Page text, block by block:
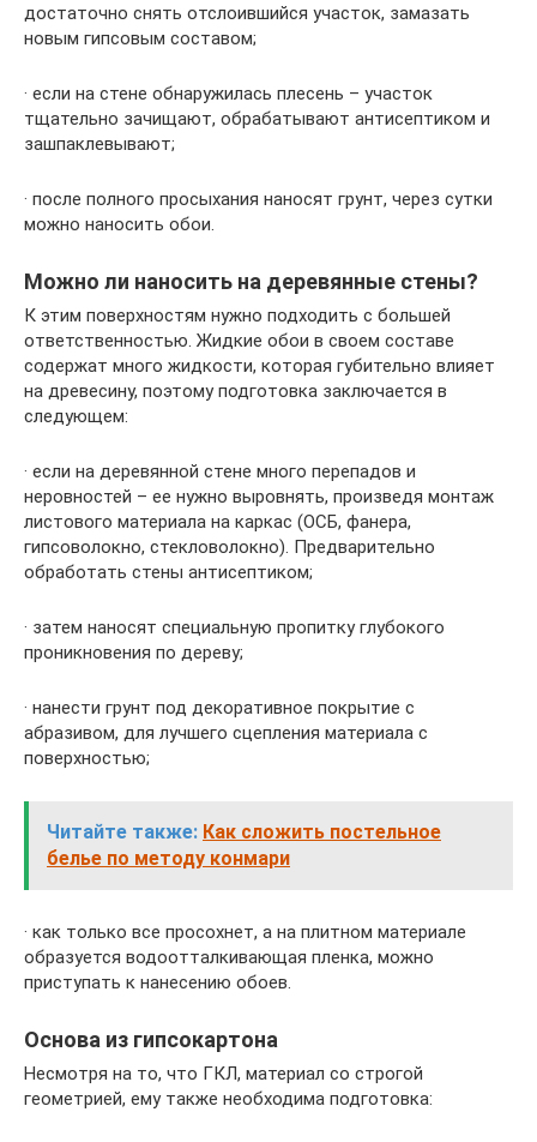
достаточно снять отслоившийся участок, замазать
новым гипсовым составом;
· если на стене обнаружилась плесень – участок
тщательно зачищают, обрабатывают антисептиком и
зашпаклевывают;
· после полного просыхания наносят грунт, через сутки
можно наносить обои.
Можно ли наносить на деревянные стены?
К этим поверхностям нужно подходить с большей
ответственностью. Жидкие обои в своем составе
содержат много жидкости, которая губительно влияет
на древесину, поэтому подготовка заключается в
следующем:
· если на деревянной стене много перепадов и
неровностей – ее нужно выровнять, произведя монтаж
листового материала на каркас (ОСБ, фанера,
гипсоволокно, стекловолокно). Предварительно
обработать стены антисептиком;
· затем наносят специальную пропитку глубокого
проникновения по дереву;
· нанести грунт под декоративное покрытие с
абразивом, для лучшего сцепления материала с
поверхностью;
Читайте также: Как сложить постельное
белье по методу конмари
· как только все просохнет, а на плитном материале
образуется водоотталкивающая пленка, можно
приступать к нанесению обоев.
Основа из гипсокартона
Несмотря на то, что ГКЛ, материал со строгой
геометрией, ему также необходима подготовка: